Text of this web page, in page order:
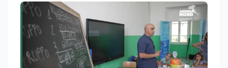
tempo ha realizzato articoli e contenuti
divulgativi destinati al web, collaborando
con progetti editoriali e diverse realtà.
Parallelamente si occupa di editing e
revisione testi, affiancando redazioni e
autori nella costruzione di contenuti